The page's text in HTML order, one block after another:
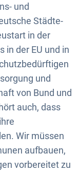
und
Städte-
in der
in der EU und in
und
von Bund und
auch, dass
Wir müssen
aufbauen,
vorbereitet zu